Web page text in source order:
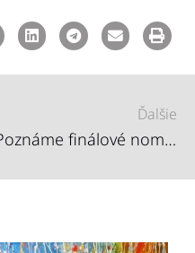
Ďalšie
Poznáme finálové nominácie Roma Spirit 2016